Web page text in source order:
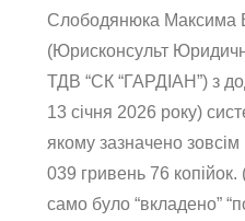
Слободянюка Максима
(Юрисконсульт
ТДВ “СК “ГАРДІАН”) з
13 січня 2026 року)
якому зазначено
039 гривень 76
само було “вкладено”